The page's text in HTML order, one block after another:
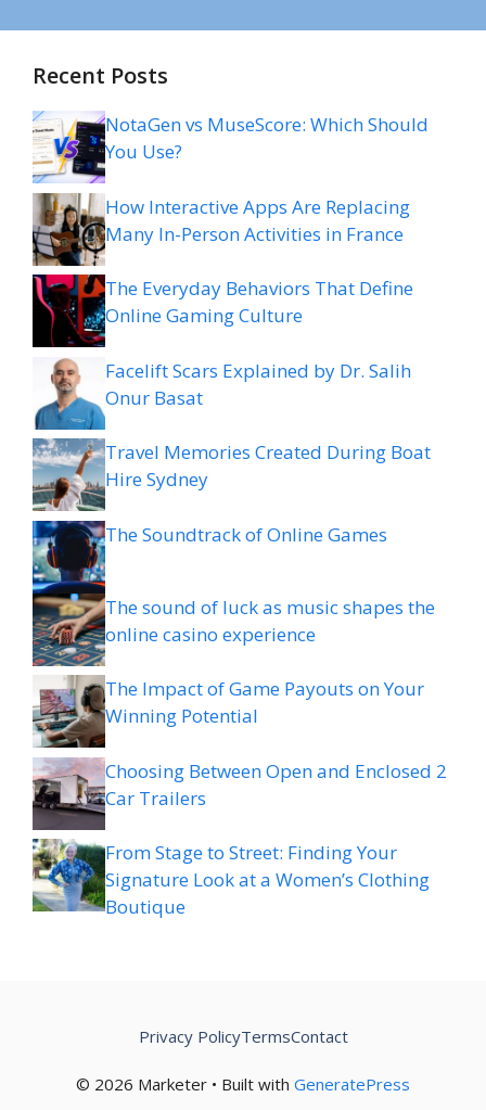
Recent Posts
NotaGen vs MuseScore: Which Should
You Use?
How Interactive Apps Are Replacing
Many In-Person Activities in France
The Everyday Behaviors That Define
Online Gaming Culture
Facelift Scars Explained by Dr. Salih
Onur Basat
Travel Memories Created During Boat
Hire Sydney
The Soundtrack of Online Games
The sound of luck as music shapes the
online casino experience
The Impact of Game Payouts on Your
Winning Potential
Choosing Between Open and Enclosed 2
Car Trailers
From Stage to Street: Finding Your
Signature Look at a Women’s Clothing
Boutique
© 2026 Marketer • Built with GeneratePress
Privacy PolicyTermsContact